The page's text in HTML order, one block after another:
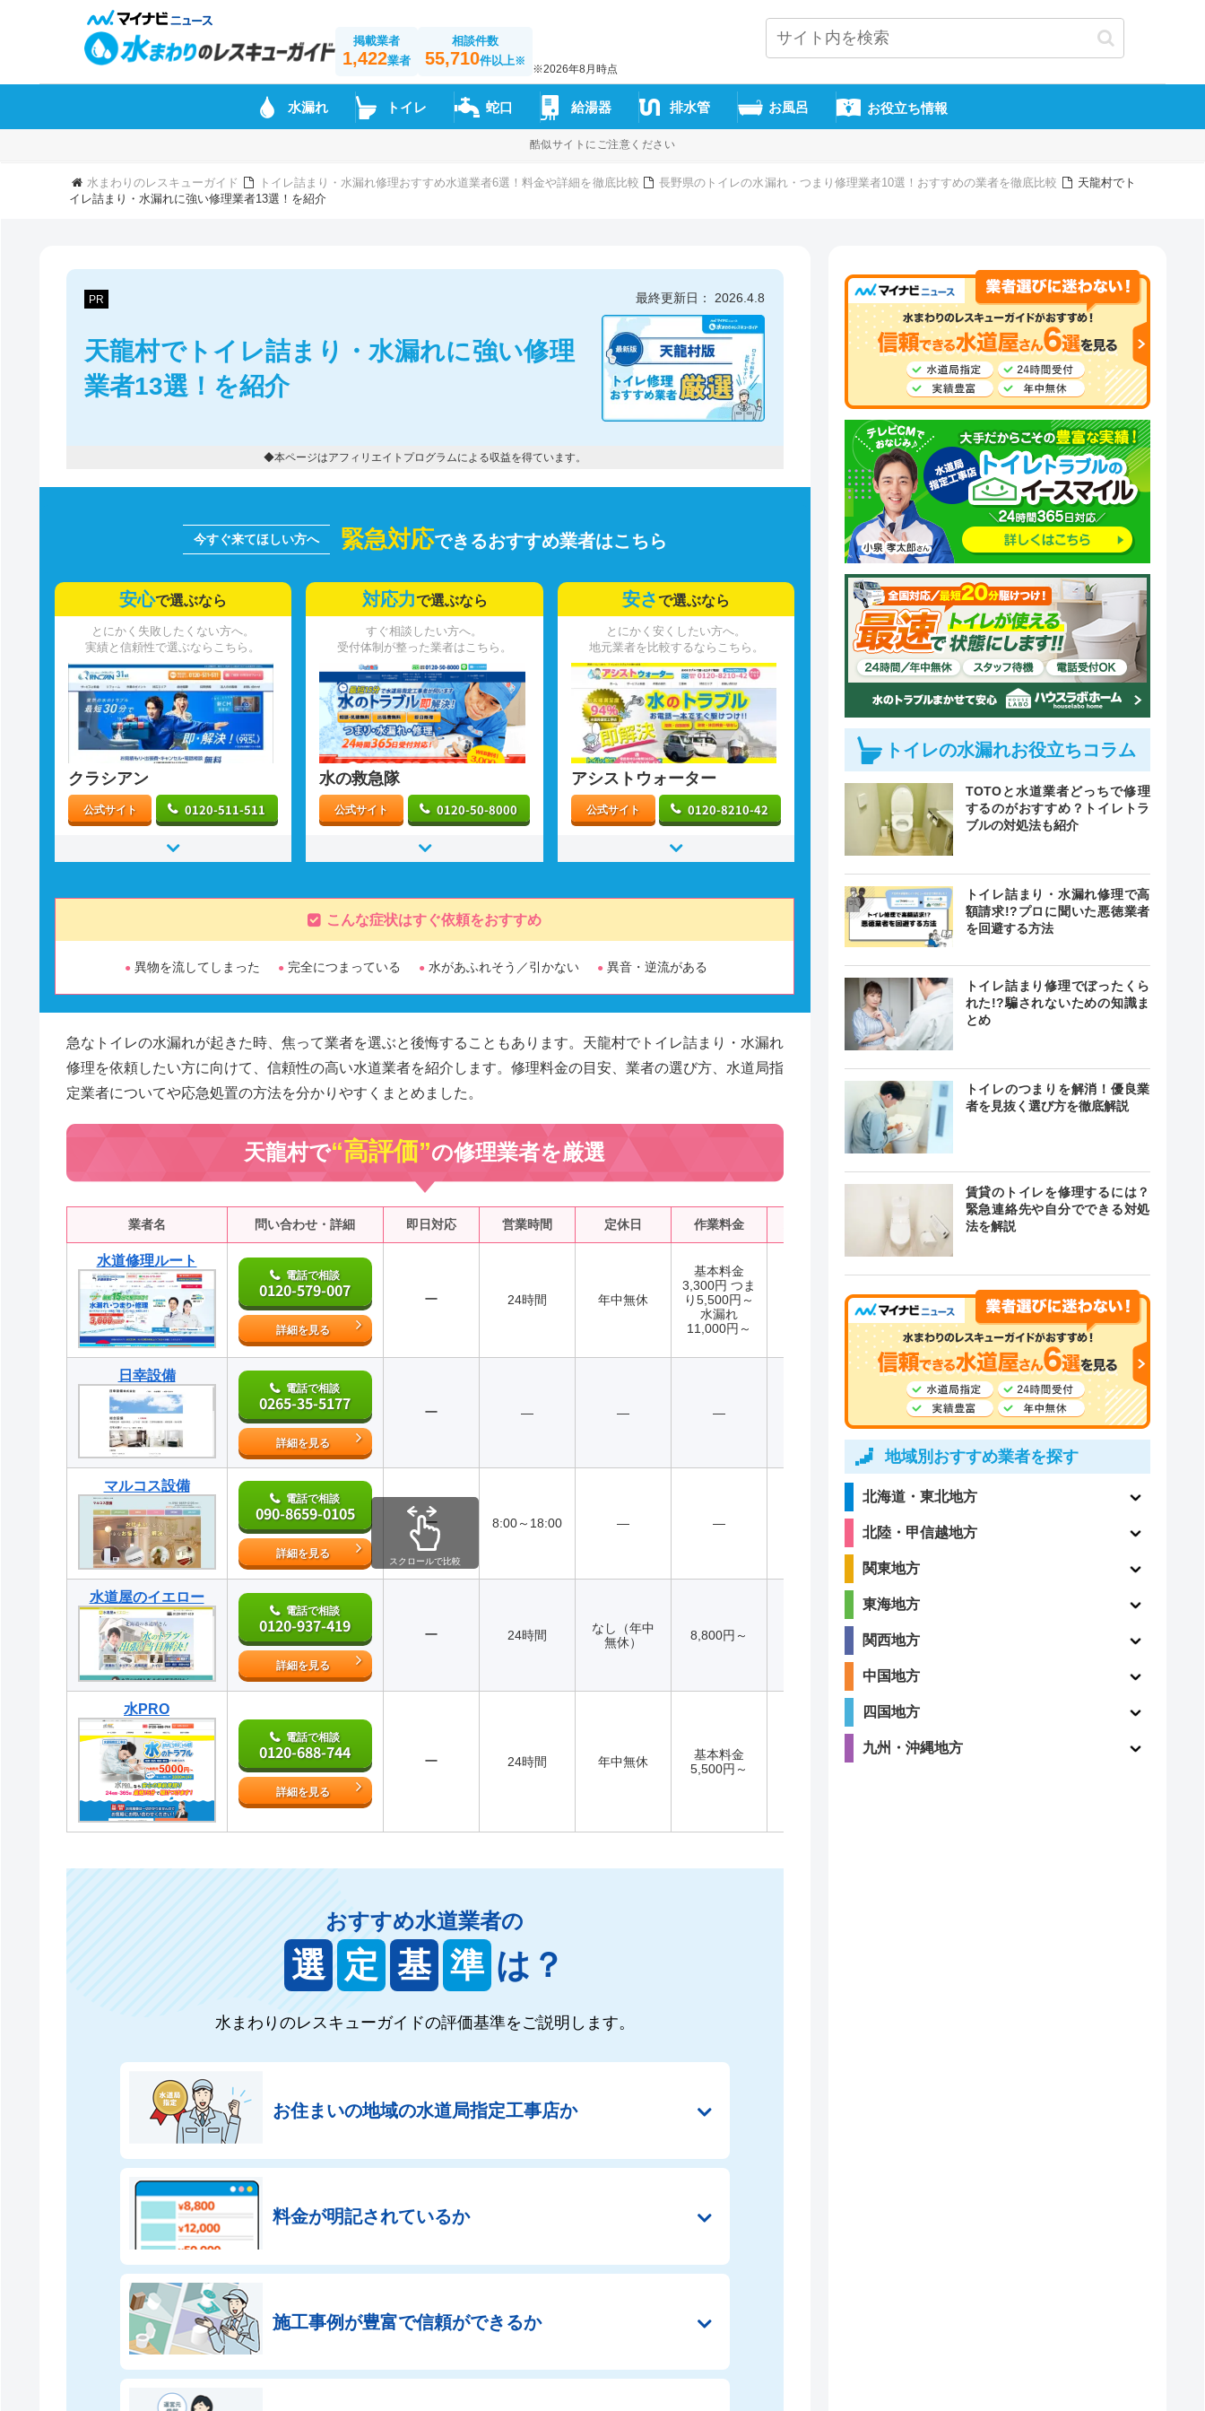
掲載業者
1,422業者
相談件数
55,710件以上※
※2026年8月時点
水漏れ トイレ 蛇口 給湯器 排水管 お風呂 お役立ち情報
酷似サイトにご注意ください
水まわりのレスキューガイド トイレ詰まり・水漏れ修理おすすめ水道業者6選！料金や詳細を徹底比較 長野県のトイレの水漏れ・つまり修理業者10選！おすすめの業者を徹底比較
天龍村でト
イレ詰まり・水漏れに強い修理業者13選！を紹介
PR
天龍村でトイレ詰まり・水漏れに強い修理
業者13選！を紹介
最終更新日： 2026.4.8
◆本ページはアフィリエイトプログラムによる収益を得ています。
緊急対応できるおすすめ業者はこちら
安心で選ぶなら
とにかく失敗したくない方へ。
実績と信頼性で選ぶならこちら。
クラシアン
公式サイト 0120-511-511
対応力で選ぶなら
すぐ相談したい方へ。
受付体制が整った業者はこちら。
水の救急隊
公式サイト 0120-50-8000
安さで選ぶなら
とにかく安くしたい方へ。
地元業者を比較するならこちら。
アシストウォーター
公式サイト 0120-8210-42
こんな症状はすぐ依頼をおすすめ
異物を流してしまった 完全につまっている 水があふれそう／引かない 異音・逆流がある
急なトイレの水漏れが起きた時、焦って業者を選ぶと後悔することもあります。天龍村でトイレ詰まり・水漏れ
修理を依頼したい方に向けて、信頼性の高い水道業者を紹介します。修理料金の目安、業者の選び方、水道局指
定業者についてや応急処置の方法を分かりやすくまとめました。
天龍村で“高評価”の修理業者を厳選
業者名 問い合わせ・詳細 即日対応 営業時間 定休日 作業料金 クチコミ
水道修理ルート
電話で相談
0120-579-007
詳細を見る
ー 24時間 年中無休
基本料金
3,300円 つま
り5,500円～
水漏れ
11,000円～
（410件）
日幸設備
電話で相談
0265-35-5177
詳細を見る
ー ― ― ―
2.7
（3件）
マルコス設備
電話で相談
090-8659-0105
詳細を見る
ー 8:00～18:00 ― ― ー
水道屋のイエロー
電話で相談
0120-937-419
詳細を見る
ー 24時間
なし（年中
無休）
8,800円～ ー
水PRO
電話で相談
0120-688-744
詳細を見る
ー 24時間 年中無休
基本料金
5,500円～
2.4
スクロールで比較
おすすめ水道業者の
選 定 基 準 は？
水まわりのレスキューガイドの評価基準をご説明します。
お住まいの地域の水道局指定工事店か
料金が明記されているか
施工事例が豊富で信頼ができるか
トイレの水漏れお役立ちコラム
TOTOと水道業者どっちで修理
するのがおすすめ？トイレトラ
ブルの対処法も紹介
トイレ詰まり・水漏れ修理で高
額請求!?プロに聞いた悪徳業者
を回避する方法
トイレ詰まり修理でぼったくら
れた!?騙されないための知識ま
とめ
トイレのつまりを解消！優良業
者を見抜く選び方を徹底解説
賃貸のトイレを修理するには？
緊急連絡先や自分でできる対処
法を解説
地域別おすすめ業者を探す
北海道・東北地方
北陸・甲信越地方
関東地方
東海地方
関西地方
中国地方
四国地方
九州・沖縄地方